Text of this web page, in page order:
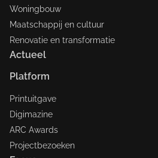
Woningbouw
Maatschappij en cultuur
Renovatie en transformatie
Actueel
Platform
Printuitgave
Digimazine
ARC Awards
Projectbezoeken